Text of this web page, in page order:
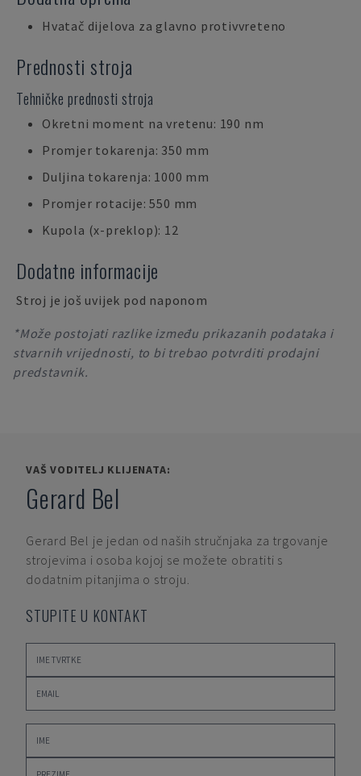
Hvatač dijelova za glavno protivvreteno
Prednosti stroja
Tehničke prednosti stroja
Okretni moment na vretenu: 190 nm
Promjer tokarenja: 350 mm
Duljina tokarenja: 1000 mm
Promjer rotacije: 550 mm
Kupola (x-preklop): 12
Dodatne informacije
Stroj je još uvijek pod naponom
*Može postojati razlike između prikazanih podataka i
stvarnih vrijednosti, to bi trebao potvrditi prodajni
predstavnik.
VAŠ VODITELJ KLIJENATA:
Gerard Bel
Gerard Bel je jedan od naših stručnjaka za trgovanje
strojevima i osoba kojoj se možete obratiti s
dodatnim pitanjima o stroju.
STUPITE U KONTAKT